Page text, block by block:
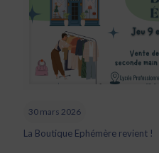
30 mars 2026
La Boutique Ephémère revient !